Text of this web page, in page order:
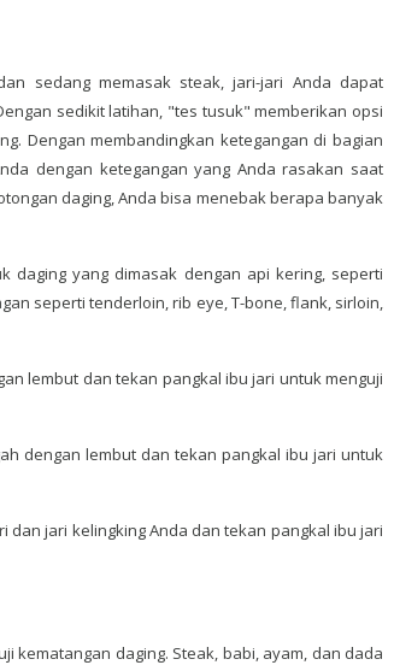
sedang memasak steak, jari-jari Anda dapat
sedikit latihan, "tes tusuk" memberikan opsi
Dengan membandingkan ketegangan di bagian
dengan ketegangan yang Anda rasakan saat
daging, Anda bisa menebak berapa banyak
daging yang dimasak dengan api kering, seperti
seperti tenderloin, rib eye, T-bone, flank, sirloin,
lembut dan tekan pangkal ibu jari untuk menguji
dengan lembut dan tekan pangkal ibu jari untuk
dan jari kelingking Anda dan tekan pangkal ibu jari
kematangan daging. Steak, babi, ayam, dan dada